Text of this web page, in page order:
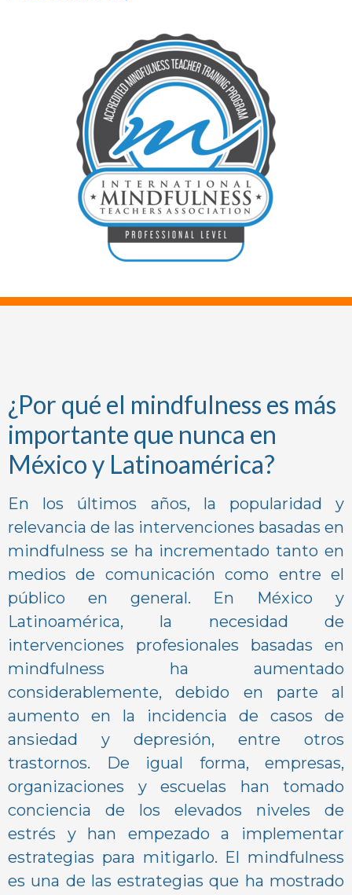
¿Por qué el mindfulness es más
importante que nunca en
México y Latinoamérica?
En los últimos años, la popularidad y
relevancia de las intervenciones basadas en
mindfulness se ha incrementado tanto en
medios de comunicación como entre el
público en general. En México y
Latinoamérica, la necesidad de
intervenciones profesionales basadas en
mindfulness ha aumentado
considerablemente, debido en parte al
aumento en la incidencia de casos de
ansiedad y depresión, entre otros
trastornos. De igual forma, empresas,
organizaciones y escuelas han tomado
conciencia de los elevados niveles de
estrés y han empezado a implementar
estrategias para mitigarlo. El mindfulness
es una de las estrategias que ha mostrado